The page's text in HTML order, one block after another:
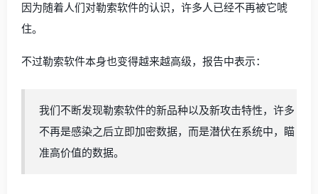
因为随着人们对勒索软件的认识，许多人已经不再被它唬
住。
不过勒索软件本身也变得越来越高级，报告中表示：
我们不断发现勒索软件的新品种以及新攻击特性，许多
不再是感染之后立即加密数据，而是潜伏在系统中，瞄
准高价值的数据。